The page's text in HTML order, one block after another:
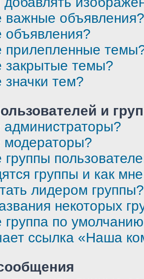
важные объявления?
объявления?
прилепленные
закрытые темы?
значки тем?
и
администраторы?
модераторы?
группы
группы и как
лидером группы?
некоторых
группа по
ссылка «Наша